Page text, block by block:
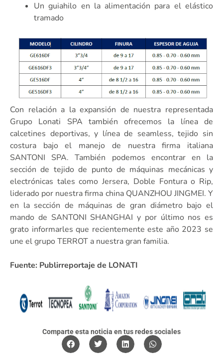
Un guiahilo en la alimentación para el elástico
tramado
Con relación a la expansión de nuestra representada
Grupo Lonati SPA también ofrecemos la línea de
calcetines deportivas, y línea de seamless, tejido sin
costura bajo el manejo de nuestra firma italiana
SANTONI SPA. También podemos encontrar en la
sección de tejido de punto de máquinas mecánicas y
electrónicas tales como Jersera, Doble Fontura o Rip,
liderado por nuestra firma china QUANZHOU JINGMEI. Y
en la sección de máquinas de gran diámetro bajo el
mando de SANTONI SHANGHAI y por último nos es
grato informarles que recientemente este año 2023 se
une el grupo TERROT a nuestra gran familia.
Fuente: Publirreportaje de LONATI
Comparte esta noticia en tus redes sociales